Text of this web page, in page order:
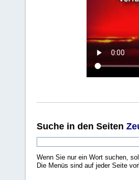
Suche in den Seiten
Wenn Sie nur ein Wort suchen,
Die Menüs sind auf jeder Seite